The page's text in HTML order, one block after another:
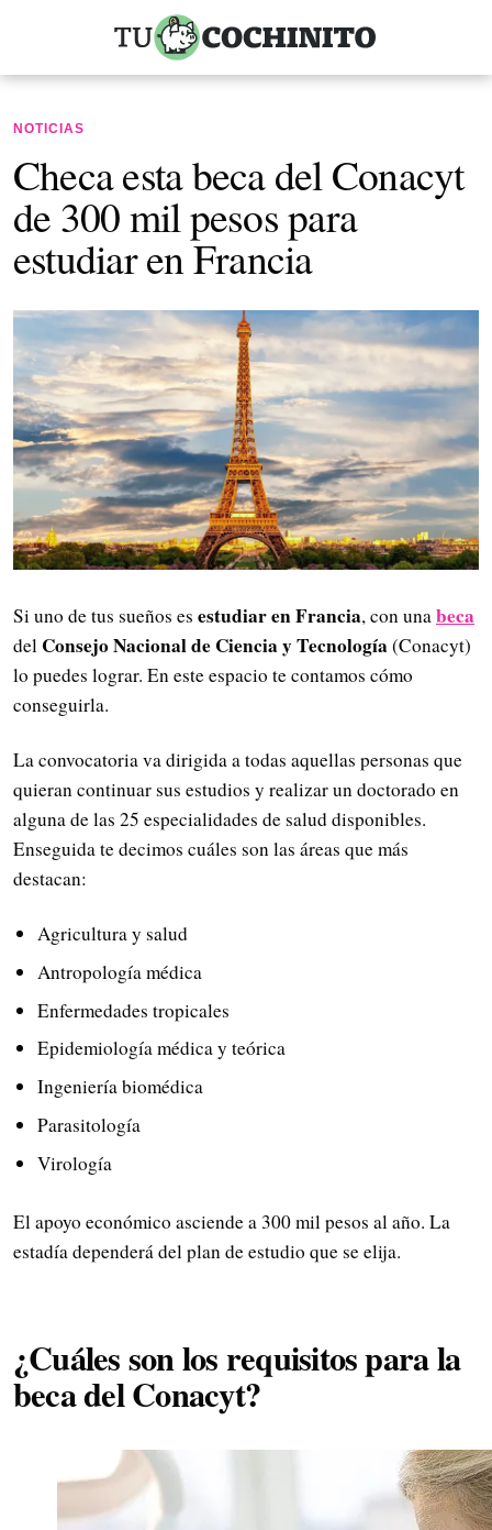
NOTICIAS
Checa esta beca del Conacyt
de 300 mil pesos para
estudiar en Francia
Si uno de tus sueños es estudiar en Francia, con unabeca
del Consejo Nacional de Ciencia y Tecnología (Conacyt)
lo puedes lograr. En este espacio te contamos cómo
conseguirla.
La convocatoria va dirigida a todas aquellas personas que
quieran continuar sus estudios y realizar un doctorado en
alguna de las 25 especialidades de salud disponibles.
Enseguida te decimos cuáles son las áreas que más
destacan:
Agricultura y salud
Antropología médica
Enfermedades tropicales
Epidemiología médica y teórica
Ingeniería biomédica
Parasitología
Virología
El apoyo económico asciende a 300 mil pesos al año. La
estadía dependerá del plan de estudio que se elija.
¿Cuáles son los requisitos para la
beca del Conacyt?